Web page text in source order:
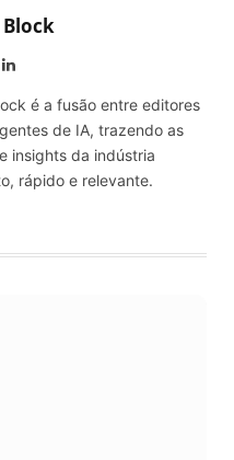
LinkedIn
é a fusão entre editores
de IA, trazendo as
insights da indústria
rápido e relevante.